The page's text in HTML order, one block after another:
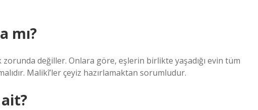
mı?
değiller. Onlara göre, eşlerin birlikte yaşadığı evin tüm
Malikî’ler çeyiz hazırlamaktan sorumludur.